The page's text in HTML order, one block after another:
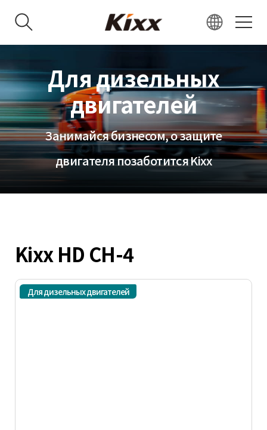
EN
RU
VN
IN
JP
CN
Для дизельных
двигателей
Занимайся бизнесом, о защите
двигателя позаботится Kixx
Kixx HD CH-4
Для дизельных двигателей